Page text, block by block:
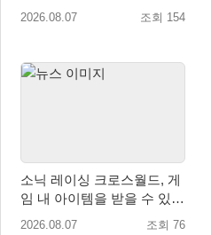
신’, 8월 26일 출시!
2026.08.07 조회 154
소닉 레이싱 크로스월드, 게
임 내 아이템을 받을 수 있는
‘레전드 대회 라운드 7’ 개최!
2026.08.07 조회 76